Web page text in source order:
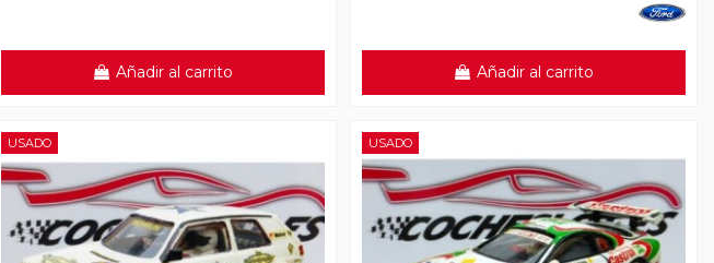
Añadir al carrito Añadir al carrito
USADO USADO